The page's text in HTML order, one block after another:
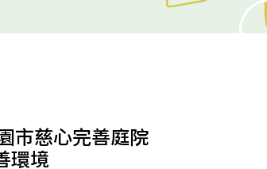
市慈心完善庭院
環境